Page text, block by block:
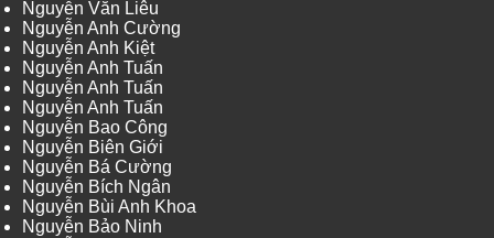
Nguyễn Văn Liêu
Nguyễn Anh Cường
Nguyễn Anh Kiệt
Nguyễn Anh Tuấn
Nguyễn Anh Tuấn
Nguyễn Anh Tuấn
Nguyễn Bao Công
Nguyễn Biên Giới
Nguyễn Bá Cường
Nguyễn Bích Ngân
Nguyễn Bùi Anh Khoa
Nguyễn Bảo Ninh